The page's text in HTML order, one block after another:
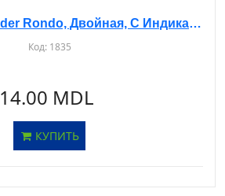
РОЗЕТКА Schneider Rondo, Двойная, С Индикатором, С Заземлением, БЕЖЕВАЯ, с/у, RS16-756
Код: 1835
14.00 MDL
КУПИТЬ